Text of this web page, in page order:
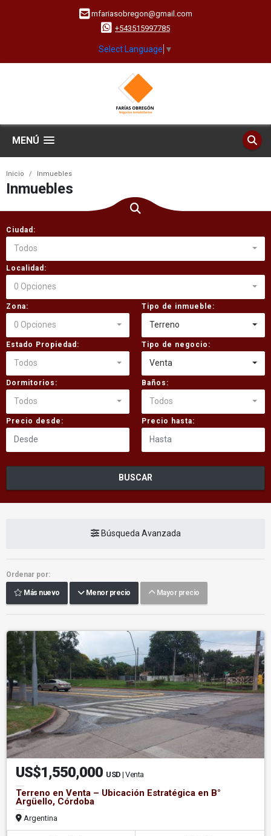
mfariasobregon@gmail.com
+543515997785
Select Language ▼
MENÚ
Inicio Inmuebles
Inmuebles
Ciudad:
Todos
Localidad:
0 Opciones
Zona:
0 Opciones
Tipo de inmueble:
Terreno
Estado Propiedad:
Todos
Tipo de negocio:
Venta
Dormitorios:
Todos
Baños:
Todos
Precio desde: Precio hasta:
BUSCAR
Búsqueda Avanzada
Ordenar por:
Más nuevo Menor precio Mayor precio
US$1,550,000 USD | Venta
Terreno en Venta – Ubicación Estratégica en B°
Argüello, Córdoba
Argentina